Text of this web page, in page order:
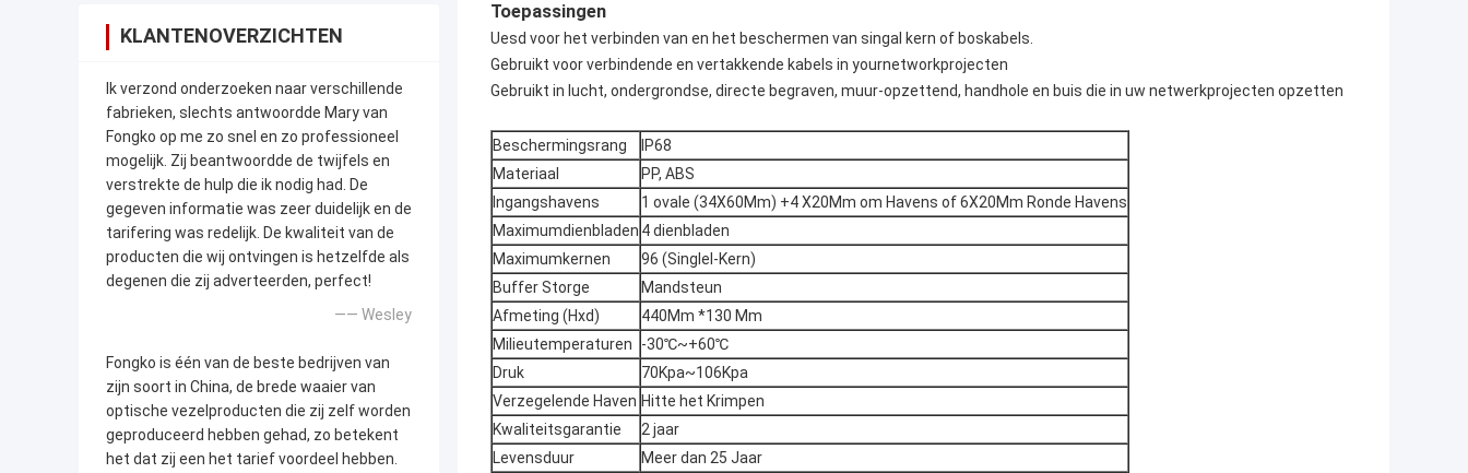
KLANTENOVERZICHTEN
Ik verzond onderzoeken naar verschillende
fabrieken, slechts antwoordde Mary van
Fongko op me zo snel en zo professioneel
mogelijk. Zij beantwoordde de twijfels en
verstrekte de hulp die ik nodig had. De
gegeven informatie was zeer duidelijk en de
tarifering was redelijk. De kwaliteit van de
producten die wij ontvingen is hetzelfde als
degenen die zij adverteerden, perfect!
—— Wesley
Fongko is één van de beste bedrijven van
zijn soort in China, de brede waaier van
optische vezelproducten die zij zelf worden
geproduceerd hebben gehad, zo betekent
het dat zij een het tarief voordeel hebben.
Toepassingen
Uesd voor het verbinden van en het beschermen van singal kern of boskabels.
Gebruikt voor verbindende en vertakkende kabels in yournetworkprojecten
Gebruikt in lucht, ondergrondse, directe begraven, muur-opzettend, handhole en buis die in uw netwerkprojecten opzetten
Beschermingsrang
IP68
Materiaal
PP, ABS
Ingangshavens
1 ovale (34X60Mm) +4 X20Mm om Havens of 6X20Mm Ronde Havens
Maximumdienbladen 4 dienbladen
Maximumkernen
96 (Singlel-Kern)
Buffer Storge
Mandsteun
Afmeting (Hxd)
440Mm *130 Mm
Milieutemperaturen
-30℃~+60℃
Druk
70Kpa~106Kpa
Verzegelende Haven Hitte het Krimpen
Kwaliteitsgarantie
2 jaar
Levensduur
Meer dan 25 Jaar